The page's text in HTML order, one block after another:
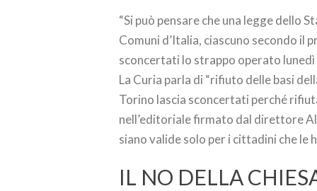
“Si può pensare che una legge dello
Comuni d’Italia, ciascuno secondo il
sconcertati lo strappo operato
La Curia parla di “rifiuto delle basi
Torino lascia sconcertati perché
nell’editoriale firmato dal direttore
siano valide solo per i cittadini che le
IL NO DELLA